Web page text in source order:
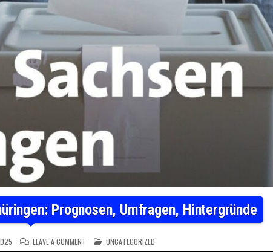
Prognosen, Umfragen, Hintergründe
LEAVE A COMMENTON LANDTAGSWAHLEN IN SACHSEN UND THÜRINGEN:
POSTED IN
UNCATEGORIZED